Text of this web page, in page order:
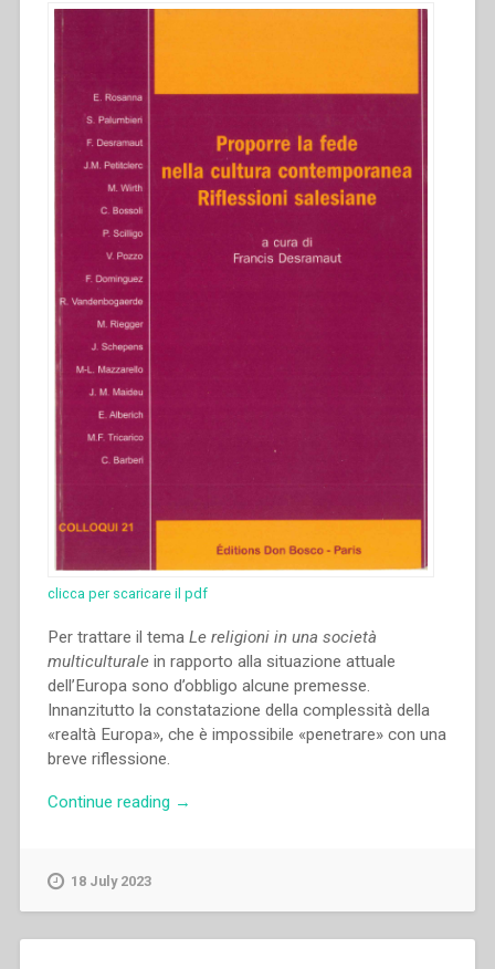
clicca per scaricare il pdf
Per trattare il tema Le religioni in una società
multiculturalein rapporto alla situazione attuale
dell’Europa sono d’obbligo alcune premesse.
Innanzitutto la constatazione della complessità della
«realtà Europa», che è impossibile «penetrare» con una
breve riflessione.
Continue reading “Enrica
→
18 July 2023